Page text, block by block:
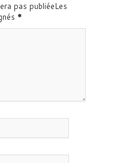
pas publiéeLes
*